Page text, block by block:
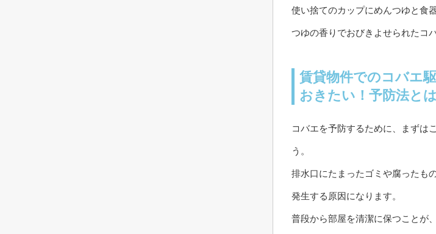
使い捨てのカップにめんつゆと食
つゆの香りでおびきよせられたコ
賃貸物件でのコバエ
おきたい！予防法とは
コバエを予防するために、まずは
う。
排水口にたまったゴミや腐ったも
発生する原因になります。
普段から部屋を清潔に保つことが